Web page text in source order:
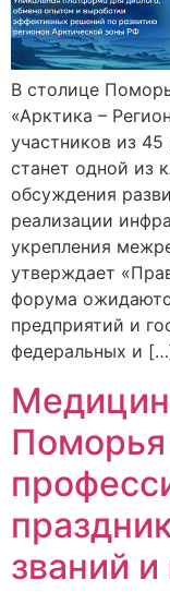
В столице
«Арктика –
участников из
станет одной из
обсуждения
реализации
укрепления
утверждает
форума
предприятий и
федеральных и
Поморья
званий